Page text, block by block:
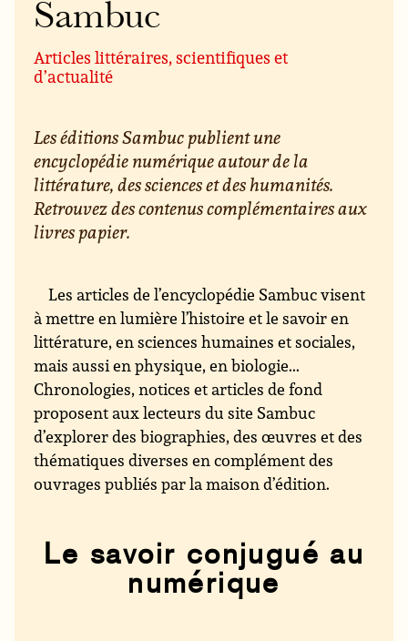
Sambuc
Articles littéraires, scientifiques et
d’actualité
Les éditions Sambuc publient une
encyclopédie numérique autour de la
littérature, des sciences et des humanités.
Retrouvez des contenus complémentaires aux
livres papier.
Les articles de l’encyclopédie Sambuc visent
à mettre en lumière l’histoire et le savoir en
littérature, en sciences humaines et sociales,
mais aussi en physique, en biologie...
Chronologies, notices et articles de fond
proposent aux lecteurs du site Sambuc
d’explorer des biographies, des œuvres et des
thématiques diverses en complément des
ouvrages publiés par la maison d’édition.
Le savoir conjugué au
numérique